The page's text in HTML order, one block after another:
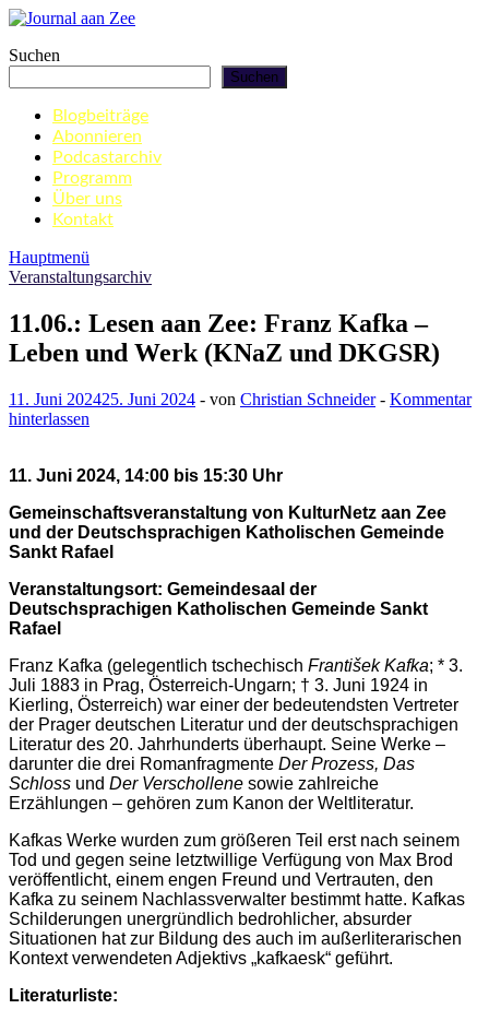
Zum
springen
Journal aan Zee
Suchen
Suchen
Blogbeiträge
Abonnieren
Podcastarchiv
Programm
Über uns
Kontakt
Hauptmenü
Veranstaltungsarchiv
11.06.: Lesen aan Zee: Franz Kafka –
Leben und Werk (KNaZ und DKGSR)
11. Juni 202425. Juni 2024 - von Christian Schneider- Kommentar
hinterlassen
11. Juni 2024, 14:00 bis 15:30 Uhr
Gemeinschaftsveranstaltung von KulturNetz aan Zee
und der Deutschsprachigen Katholischen Gemeinde
Sankt Rafael
Veranstaltungsort: Gemeindesaal der
Deutschsprachigen Katholischen Gemeinde Sankt
Rafael
Franz Kafka (gelegentlich tschechisch František Kafka; * 3.
Juli 1883 in Prag, Österreich-Ungarn; † 3. Juni 1924 in
Kierling, Österreich) war einer der bedeutendsten Vertreter
der Prager deutschen Literatur und der deutschsprachigen
Literatur des 20. Jahrhunderts überhaupt. Seine Werke –
darunter die drei Romanfragmente Der Prozess, Das
Schloss und Der Verschollene sowie zahlreiche
Erzählungen – gehören zum Kanon der Weltliteratur.
Kafkas Werke wurden zum größeren Teil erst nach seinem
Tod und gegen seine letztwillige Verfügung von Max Brod
veröffentlicht, einem engen Freund und Vertrauten, den
Kafka zu seinem Nachlassverwalter bestimmt hatte. Kafkas
Schilderungen unergründlich bedrohlicher, absurder
Situationen hat zur Bildung des auch im außerliterarischen
Kontext verwendeten Adjektivs „kafkaesk“ geführt.
Literaturliste: